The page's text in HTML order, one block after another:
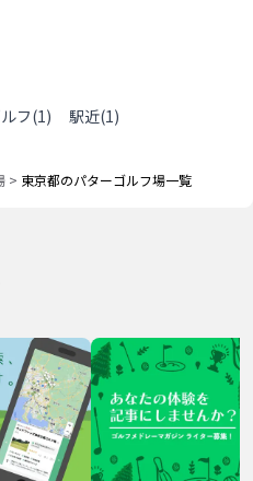
フ(1) 駅近(1)
> 東京都のパターゴルフ場一覧